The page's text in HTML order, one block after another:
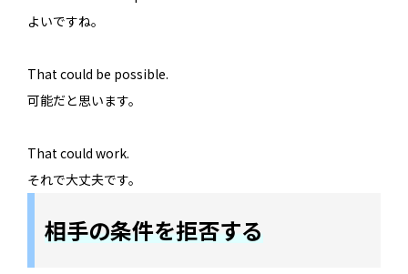
よいですね。
That could be possible.
可能だと思います。
That could work.
それで大丈夫です。
相手の条件を拒否する